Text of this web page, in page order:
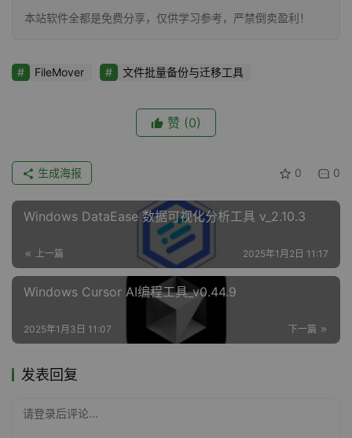
本站软件全都是免费分享，仅供学习参考，严禁倒卖盈利！
FileMover 文件批量备份与迁移工具
赞 (0)
0 0
生成海报
Windows DataEase 数据可视化分析工具 v_2.10.3
上一篇 2025年1月2日 11:17
Windows Cursor AI编程工具_v0.44.9
下一篇
2025年1月3日 11:07
发表回复
请登录后评论...